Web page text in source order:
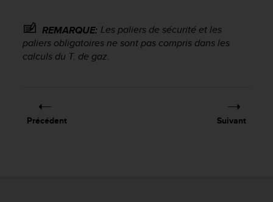
REMARQUE: Les paliers de sécurité et les
paliers obligatoires ne sont pas compris dans les
calculs du T. de gaz.
Précédent Suivant